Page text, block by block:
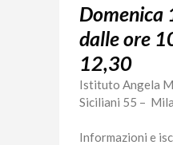
Domenica
dalle ore
12,30
Istituto Angela
Siciliani 55 –
Informazioni e